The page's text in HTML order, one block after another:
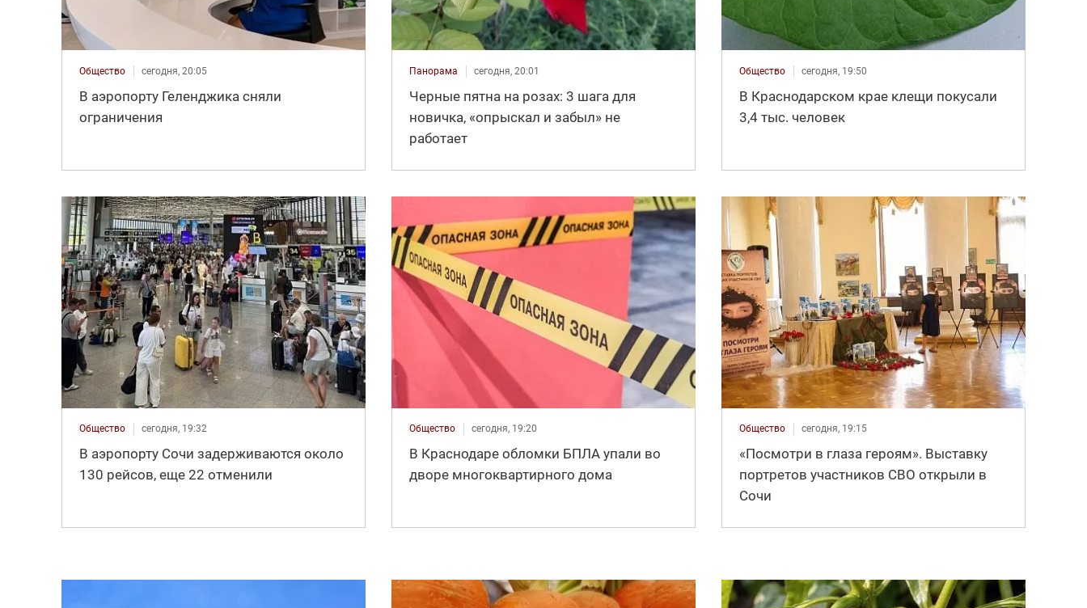
Общество сегодня, 20:05
В аэропорту Геленджика сняли
ограничения
Панорама сегодня, 20:01
Черные пятна на розах: 3 шага для
новичка, «опрыскал и забыл» не
работает
Общество сегодня, 19:50
В Краснодарском крае клещи покусали
3,4 тыс. человек
Общество сегодня, 19:32
В аэропорту Сочи задерживаются около
130 рейсов, еще 22 отменили
Общество сегодня, 19:20
В Краснодаре обломки БПЛА упали во
дворе многоквартирного дома
Общество сегодня, 19:15
«Посмотри в глаза героям». Выставку
портретов участников СВО открыли в
Сочи